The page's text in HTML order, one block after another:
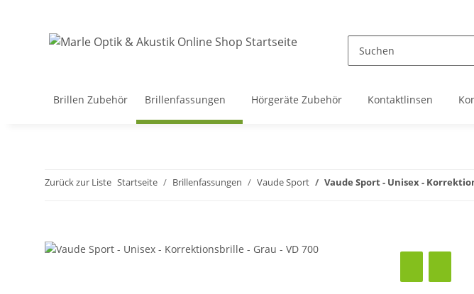
Brillen Zubehör Brillenfassungen Hörgeräte Zubehör Kontaktlinsen
Zurück zur Liste Startseite Brillenfassungen Vaude Sport Vaude Sport - Unisex -